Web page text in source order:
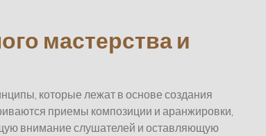
мастерства и
которые лежат в основе создания
приемы композиции и аранжировки,
внимание слушателей и оставляющую